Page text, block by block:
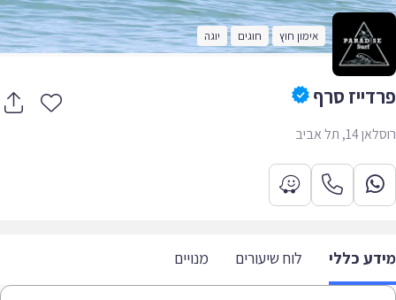
אימון חוץ חוגים יוגה
סרף
תל אביב
כללי לוח שיעורים מנויים